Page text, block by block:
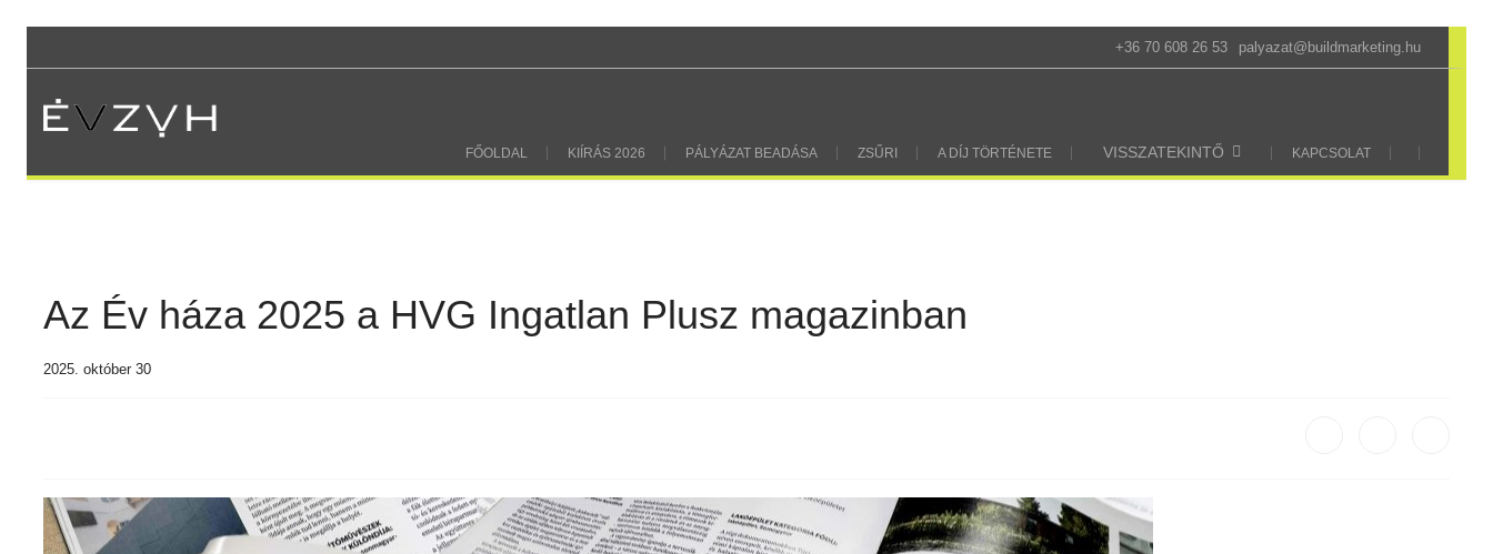
+36 70 608 26 53 palyazat@buildmarketing.hu
FŐOLDAL KIÍRÁS 2026 PÁLYÁZAT BEADÁSA ZSŰRI A DÍJ TÖRTÉNETE VISSZATEKINTŐ KAPCSOLAT
Az Év háza 2025 a HVG Ingatlan Plusz magazinban
2025. október 30